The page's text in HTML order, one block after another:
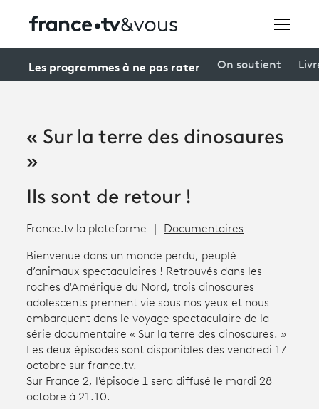
connexion
Avantages fidélité
Creators
Productions et innovation
Programme tv
Les programmes à ne pas rater On soutient
« Sur la terre des dinosaures
»
Ils sont de retour !
France.tv la plateforme Documentaires
Bienvenue dans un monde perdu, peuplé
d’animaux spectaculaires ! Retrouvés dans les
roches d'Amérique du Nord, trois dinosaures
adolescents prennent vie sous nos yeux et nous
embarquent dans le voyage spectaculaire de la
série documentaire « Sur la terre des dinosaures. »
Les deux épisodes sont disponibles dès vendredi 17
octobre sur france.tv.
Sur France 2, l'épisode 1 sera diffusé le mardi 28
octobre à 21.10.